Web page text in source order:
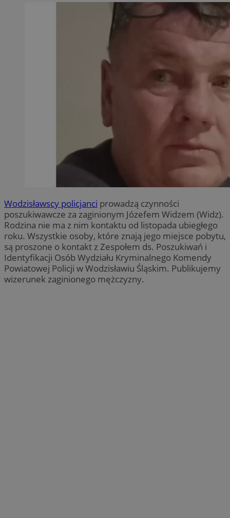
Wodzisławscy policjanci prowadzą czynności
poszukiwawcze za zaginionym Józefem Widzem (Widz).
Rodzina nie ma z nim kontaktu od listopada ubiegłego
roku. Wszystkie osoby, które znają jego miejsce pobytu,
są proszone o kontakt z Zespołem ds. Poszukiwań i
Identyfikacji Osób Wydziału Kryminalnego Komendy
Powiatowej Policji w Wodzisławiu Śląskim. Publikujemy
wizerunek zaginionego mężczyzny.